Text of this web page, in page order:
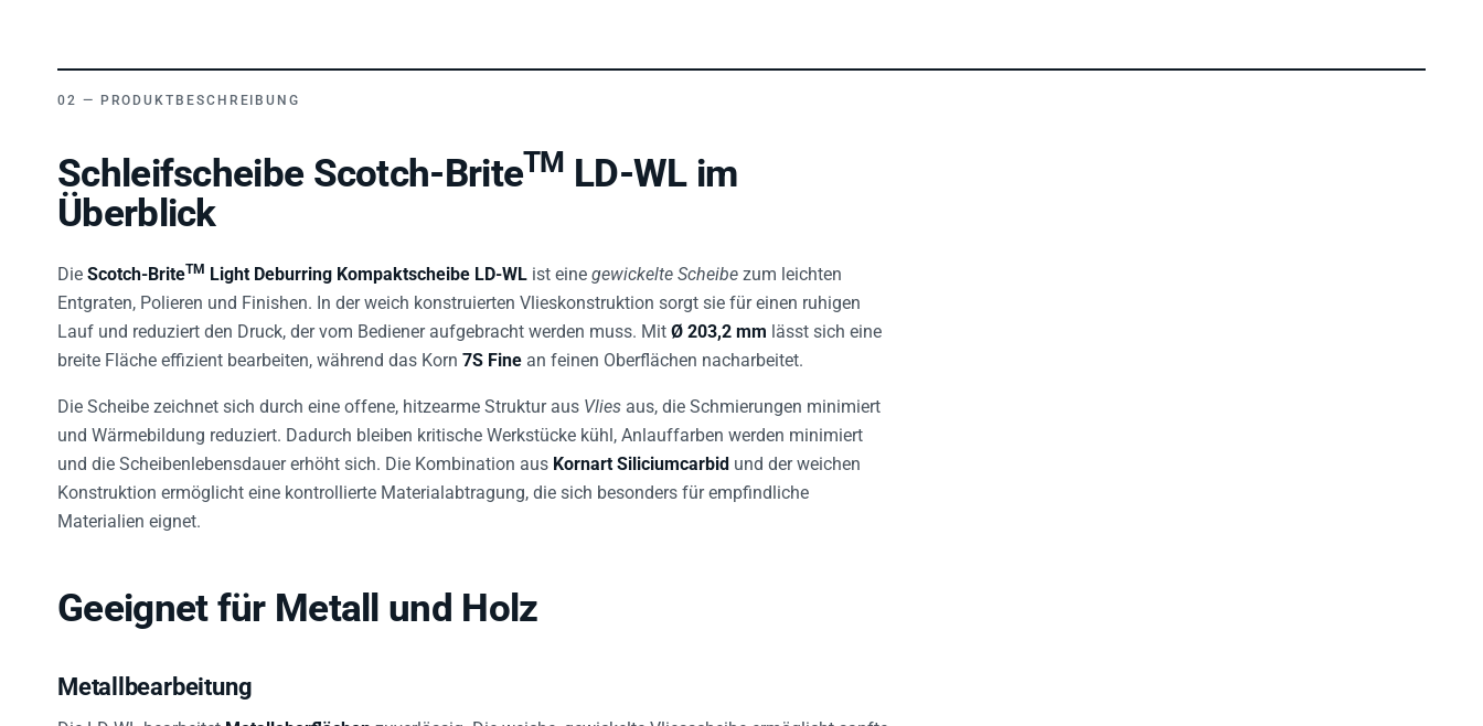
PRODUKTBESCHREIBUNG
Schleifscheibe Scotch-BriteTM LD-WL im
Überblick
Die Scotch-BriteTM Light Deburring Kompaktscheibe LD-WL ist eine gewickelte Scheibe zum leichten
Entgraten, Polieren und Finishen. In der weich konstruierten Vlieskonstruktion sorgt sie für einen ruhigen
Lauf und reduziert den Druck, der vom Bediener aufgebracht werden muss. Mit Ø 203,2 mm lässt sich eine
breite Fläche effizient bearbeiten, während das Korn 7S Fine an feinen Oberflächen nacharbeitet.
Die Scheibe zeichnet sich durch eine offene, hitzearme Struktur aus Vlies aus, die Schmierungen minimiert
und Wärmebildung reduziert. Dadurch bleiben kritische Werkstücke kühl, Anlauffarben werden minimiert
und die Scheibenlebensdauer erhöht sich. Die Kombination aus Kornart Siliciumcarbid und der weichen
Konstruktion ermöglicht eine kontrollierte Materialabtragung, die sich besonders für empfindliche
Materialien eignet.
Geeignet für Metall und Holz
Metallbearbeitung